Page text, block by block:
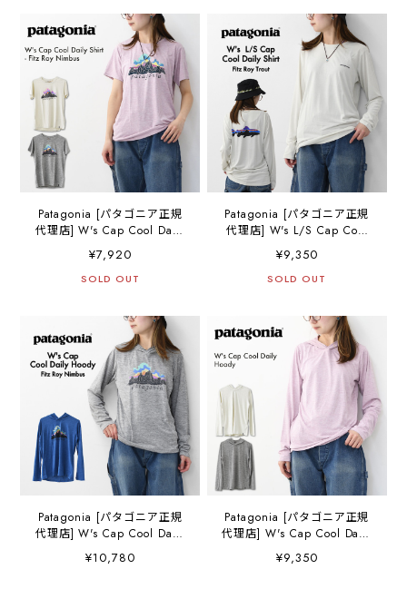
ド・クレスト）・半袖Tシャ
ツ・LADY'S [2026SS]
（トレイルチェック）・長
袖Tシャツ・LADY'S
[2026SS]
Patagonia [パタゴニア正規
代理店] W's Cap Cool Daily
Shirt - Fitz Roy Nimbus
[45486] ウィメンズ・キャ
プリーン・クール・デイリ
イ・ニンバス）・半袖Tシャ
ツ・LADY'S [2026SS]
¥7,920
SOLD OUT
Patagonia [パタゴニア正規
代理店] W's L/S Cap Cool
Daily Shirt - Fitz Roy Trout
[45459] ウィメンズ・ロン
グスリーブ・キャプリー
ャツ（フィッツロイ・トラ
ウト）・長袖Tシャツ・
LADY'S [2026SS]
¥9,350
SOLD OUT
Patagonia [パタゴニア正規
代理店] W's Cap Cool Daily
Hoody - Fitz Roy Nimbus
[45472] ウィメンズ・キャプ
¥10,780
Patagonia [パタゴニア正規
代理店] W's Cap Cool Daily
Hoody [45316] ウィメン
ズ・キャプリーン・クー
¥9,350